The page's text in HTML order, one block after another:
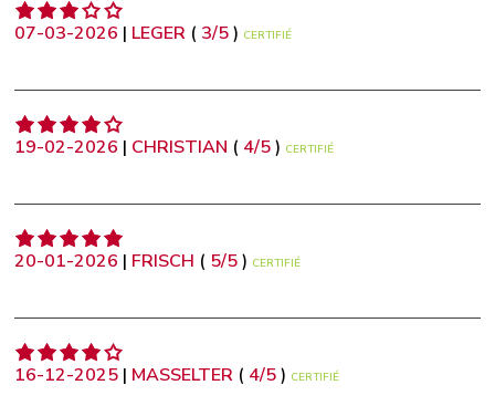
07-03-2026 | LEGER ( 3/5) CERTIFIÉ
19-02-2026 | CHRISTIAN ( 4/5) CERTIFIÉ
20-01-2026 | FRISCH ( 5/5) CERTIFIÉ
16-12-2025 | MASSELTER ( 4/5) CERTIFIÉ